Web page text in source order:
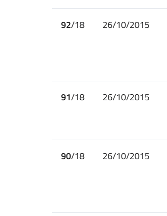
92/18 26/10/2015
91/18 26/10/2015
90/18 26/10/2015